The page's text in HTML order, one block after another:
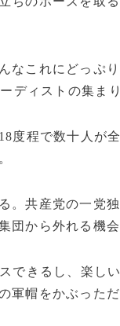
なこれにどっぷ
ディストの集ま
程で数十人が
共産党の一党
から外れる機
きるし、楽し
軍帽をかぶっただ